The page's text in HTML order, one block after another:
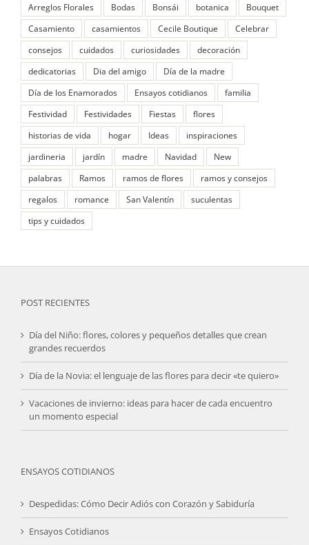
Arreglos Florales
Bodas Bonsái botanica
Bouquet
Casamiento
casamientos Cecile Boutique
Celebrar
consejos
cuidados curiosidades
decoración
dedicatorias
Dia del amigo
Día de la madre
Día de los Enamorados
Ensayos cotidianos
familia
Festividad
Festividades Fiestas
flores
historias de vida
hogar Ideas
inspiraciones
jardineria
jardín madre Navidad
New
palabras
Ramos ramos de flores
ramos y consejos
regalos
romance San Valentín
suculentas
tips y cuidados
POST RECIENTES
Día del Niño: flores, colores y pequeños detalles que crean
grandes recuerdos
Día de la Novia: el lenguaje de las flores para decir «te quiero»
Vacaciones de invierno: ideas para hacer de cada encuentro
un momento especial
ENSAYOS COTIDIANOS
Despedidas: Cómo Decir Adiós con Corazón y Sabiduría
Ensayos Cotidianos